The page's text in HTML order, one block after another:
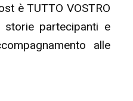
è TUTTO VOSTRO
partecipanti e
alle